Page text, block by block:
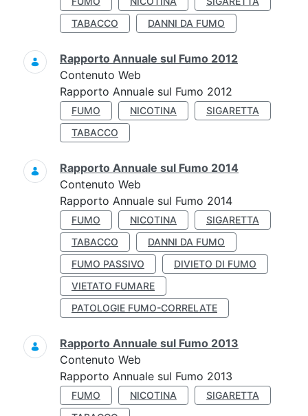
TABACCO
DANNI DA FUMO
Rapporto Annuale sul Fumo 2012
Contenuto Web
Rapporto Annuale sul Fumo 2012
FUMO NICOTINA
SIGARETTA
TABACCO
Rapporto Annuale sul Fumo 2014
Contenuto Web
Rapporto Annuale sul Fumo 2014
FUMO NICOTINA
SIGARETTA
TABACCO
DANNI DA FUMO
FUMO PASSIVO
DIVIETO DI FUMO
VIETATO FUMARE
PATOLOGIE FUMO-CORRELATE
Rapporto Annuale sul Fumo 2013
Contenuto Web
Rapporto Annuale sul Fumo 2013
FUMO NICOTINA
SIGARETTA